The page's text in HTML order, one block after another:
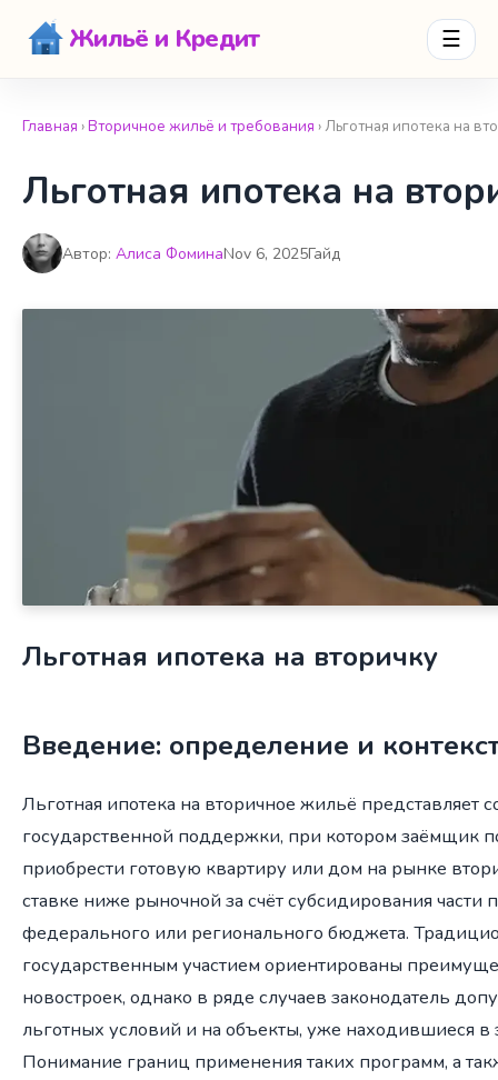
Жильё и Кредит ☰
Главная ›Вторичное жильё и требования › Льготная ипотека на
Льготная ипотека на
Автор: Алиса ФоминаNov 6, 2025Гайд
Льготная ипотека на вторичку
Введение: определение и
Льготная ипотека на вторичное жильё представляет
государственной поддержки, при котором заёмщик
приобрести готовую квартиру или дом на рынке
ставке ниже рыночной за счёт субсидирования части
федерального или регионального бюджета.
государственным участием ориентированы
новостроек, однако в ряде случаев законодатель
льготных условий и на объекты, уже находившиеся в
Понимание границ применения таких программ, а